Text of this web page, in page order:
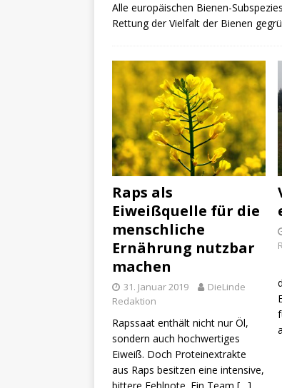
Alle europäischen Bienen-
Rettung der Vielfalt der Bienen
Raps als
Eiweißquelle für die
menschliche
Ernährung nutzbar
machen
31. Januar 2019
DieLinde
Redaktion
Rapssaat enthält nicht nur Öl,
sondern auch hochwertiges
Eiweiß. Doch Proteinextrakte
aus Raps besitzen eine intensive,
bittere Fehlnote. Ein Team […]